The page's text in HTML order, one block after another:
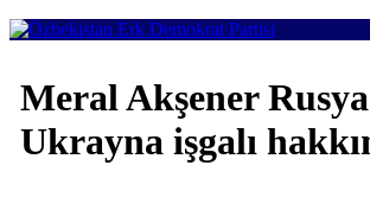
Meral Akşener
Ukrayna işgalı